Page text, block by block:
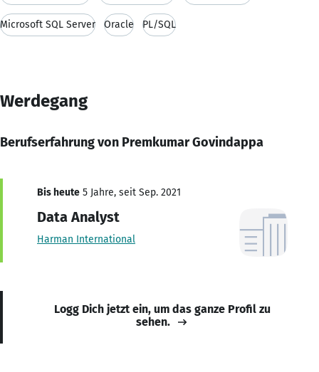
Microsoft SQL Server Oracle PL/SQL
Werdegang
Berufserfahrung von Premkumar Govindappa
Bis heute 5 Jahre, seit Sep. 2021
Data Analyst
Harman International
Logg Dich jetzt ein, um das ganze Profil zu
sehen.